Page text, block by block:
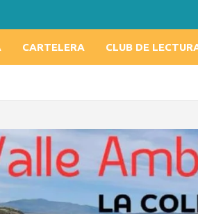
CARTELERA CLUB DE